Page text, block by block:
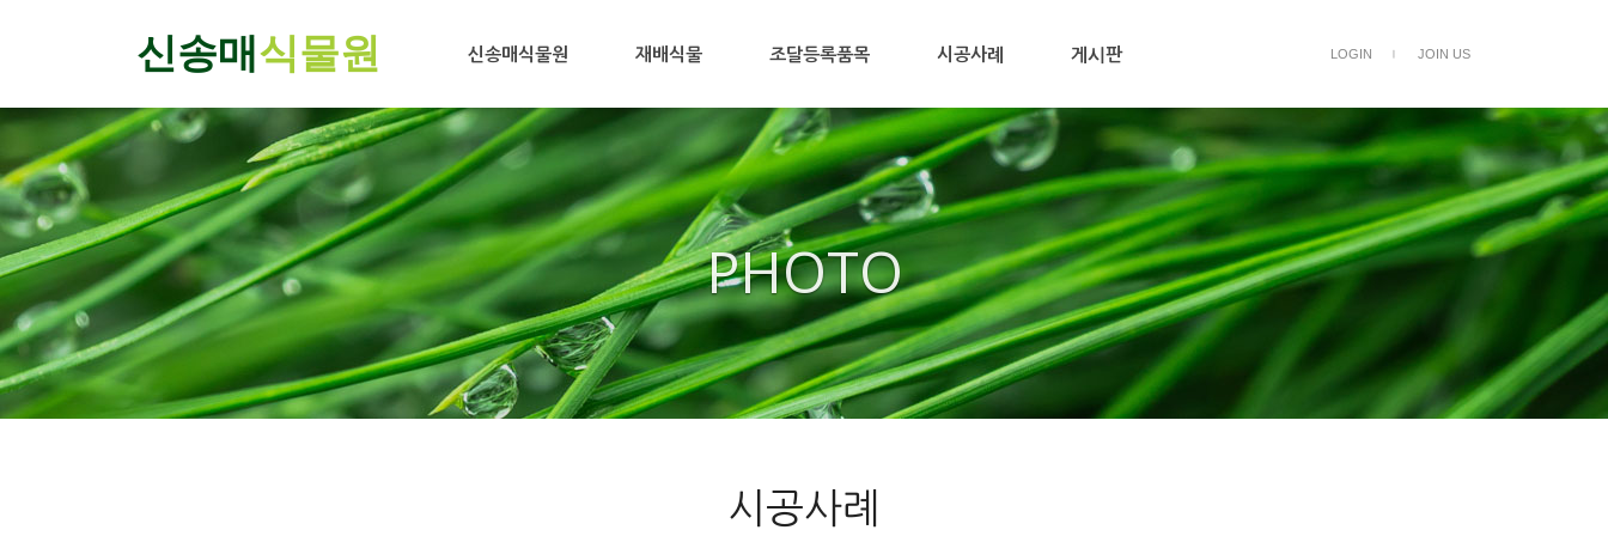
신송매 식물원 신송매식물원 재배식물 조달등록품목 시공사례 게시판 LOGIN JOIN US
PHOTO
시공사례